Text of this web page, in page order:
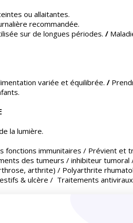
ou allaitantes.
recommandée.
sur de longues périodes. /
variée et équilibrée. /
la lumière.
fonctions immunitaires / Prévient et
des tumeurs / inhibiteur
arthrite) / Polyarthrite
& ulcère / Traitements